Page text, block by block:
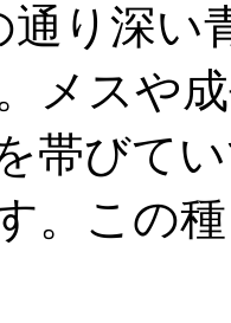
通り深い
メスや
帯びて
。この